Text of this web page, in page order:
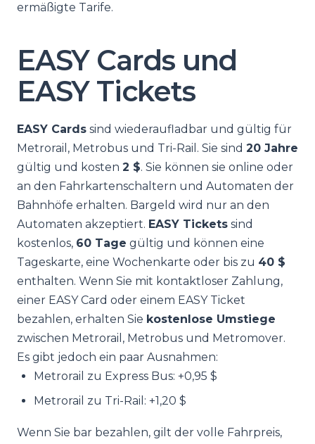
ermäßigte Tarife.
EASY Cards und
EASY Tickets
EASY Cards sind wiederaufladbar und gültig für
Metrorail, Metrobus und Tri-Rail. Sie sind 20 Jahre
gültig und kosten 2 $. Sie können sie online oder
an den Fahrkartenschaltern und Automaten der
Bahnhöfe erhalten. Bargeld wird nur an den
Automaten akzeptiert. EASY Tickets sind
kostenlos, 60 Tage gültig und können eine
Tageskarte, eine Wochenkarte oder bis zu 40 $
enthalten. Wenn Sie mit kontaktloser Zahlung,
einer EASY Card oder einem EASY Ticket
bezahlen, erhalten Sie kostenlose Umstiege
zwischen Metrorail, Metrobus und Metromover.
Es gibt jedoch ein paar Ausnahmen:
Metrorail zu Express Bus: +0,95 $
Metrorail zu Tri-Rail: +1,20 $
Wenn Sie bar bezahlen, gilt der volle Fahrpreis,